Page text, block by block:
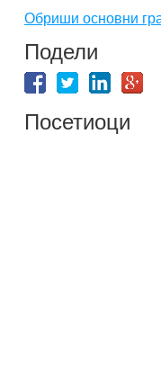
Обриши основни
Подели
Посетиоци